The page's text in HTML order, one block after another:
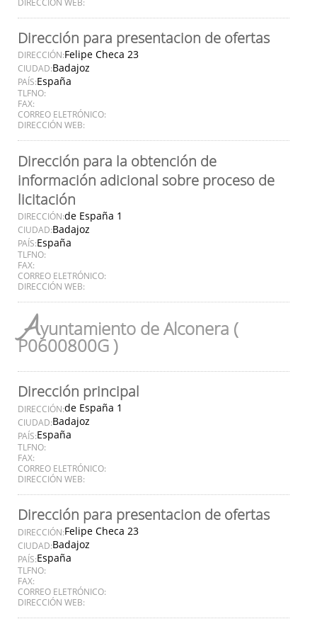
Dirección para presentacion de ofertas
DIRECCIÓN:Felipe Checa 23
CIUDAD:Badajoz
PAÍS:España
TLFNO:
FAX:
CORREO ELETRÓNICO:
DIRECCIÓN WEB:
Dirección para la obtención de
información adicional sobre proceso de
licitación
DIRECCIÓN:de España 1
CIUDAD:Badajoz
PAÍS:España
TLFNO:
FAX:
CORREO ELETRÓNICO:
DIRECCIÓN WEB:
Ayuntamiento de Alconera (
P0600800G )
Dirección principal
DIRECCIÓN:de España 1
CIUDAD:Badajoz
PAÍS:España
TLFNO:
FAX:
CORREO ELETRÓNICO:
DIRECCIÓN WEB:
Dirección para presentacion de ofertas
DIRECCIÓN:Felipe Checa 23
CIUDAD:Badajoz
PAÍS:España
TLFNO:
FAX:
CORREO ELETRÓNICO:
DIRECCIÓN WEB: